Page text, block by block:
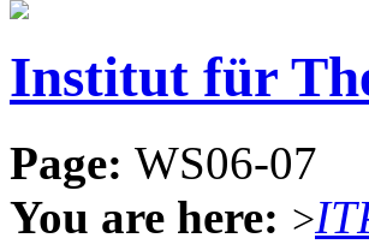
Institut für
Page: WS06-07
You are here: >